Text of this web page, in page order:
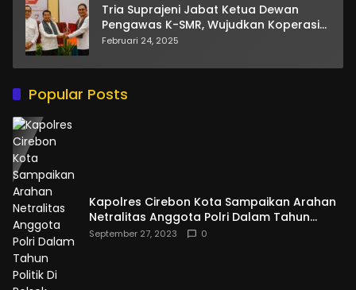
Tria Suprajeni Jabat Ketua Dewan
Pengawas K-SMR, Wujudkan Koperasi
Transparan dan Berdaya Saing
Februari 24, 2025
Popular Posts
Kapolres Cirebon Kota Sampaikan Arahan
Netralitas Anggota Polri Dalam Tahun
Politik Di Polsek Kesambi
September 27, 2023 0